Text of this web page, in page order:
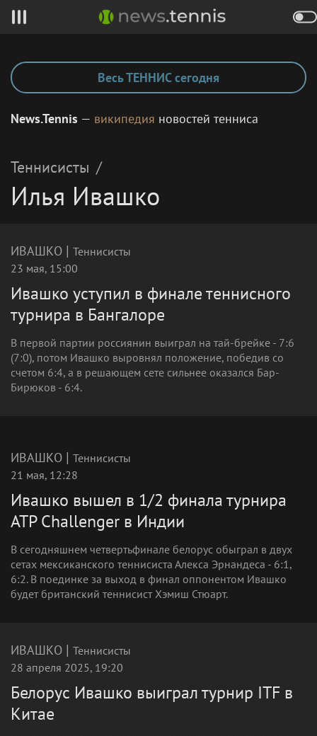
Весь ТЕННИС сегодня
News.Tennis — википедия новостей тенниса
Теннисисты /
Илья Ивашко
ИВАШКО | Теннисисты
23 мая, 15:00
Ивашко уступил в финале теннисного
турнира в Бангалоре
В первой партии россиянин выиграл на тай-брейке - 7:6
(7:0), потом Ивашко выровнял положение, победив со
счетом 6:4, а в решающем сете сильнее оказался Бар-
Бирюков - 6:4.
ИВАШКО | Теннисисты
21 мая, 12:28
Ивашко вышел в 1/2 финала турнира
ATP Challenger в Индии
В сегодняшнем четвертьфинале белорус обыграл в двух
сетах мексиканского теннисиста Алекса Эрнандеса - 6:1,
6:2. В поединке за выход в финал оппонентом Ивашко
будет британский теннисист Хэмиш Стюарт.
ИВАШКО | Теннисисты
28 апреля 2025, 19:20
Белорус Ивашко выиграл турнир ITF в
Китае